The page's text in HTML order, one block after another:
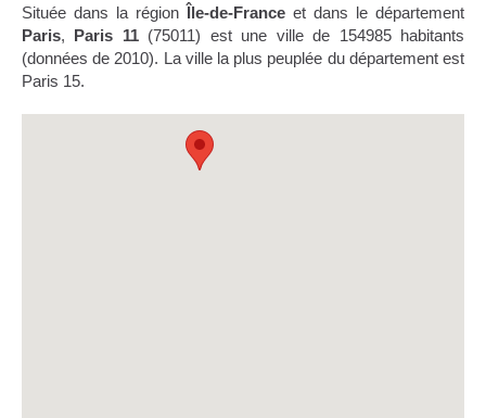
Située dans la région Île-de-France et dans le département
Paris, Paris 11(75011) est une ville de 154985 habitants
(données de 2010). La ville la plus peuplée du département est
Paris 15.